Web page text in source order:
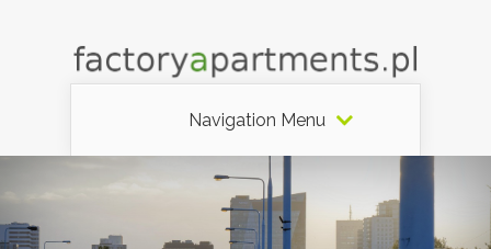
Navigation Menu